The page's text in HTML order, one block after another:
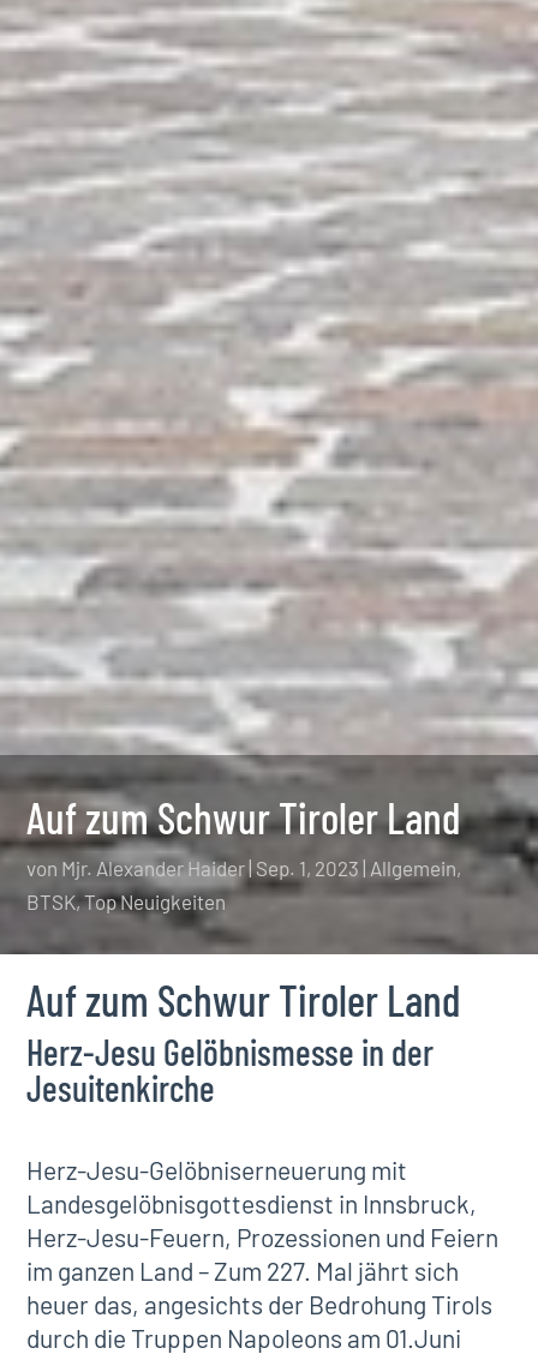
Auf zum Schwur Tiroler Land
von Mjr. Alexander Haider| Sep. 1, 2023 | Allgemein,
BTSK,Top Neuigkeiten
Auf zum Schwur Tiroler Land
Herz-Jesu Gelöbnismesse in der
Jesuitenkirche
Herz-Jesu-Gelöbniserneuerung mit
Landesgelöbnisgottesdienst in Innsbruck,
Herz-Jesu-Feuern, Prozessionen und Feiern
im ganzen Land – Zum 227. Mal jährt sich
heuer das, angesichts der Bedrohung Tirols
durch die Truppen Napoleons am 01.Juni